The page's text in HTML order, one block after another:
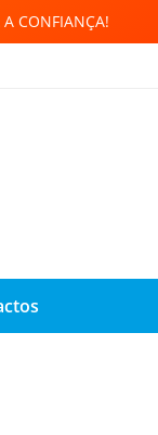
CONFIANÇA!